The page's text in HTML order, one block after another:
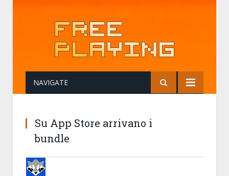
NAVIGATE
Su App Store arrivano i
bundle